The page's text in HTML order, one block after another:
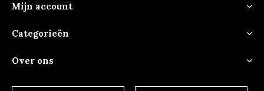
Mijn account
Categorieën
Over ons